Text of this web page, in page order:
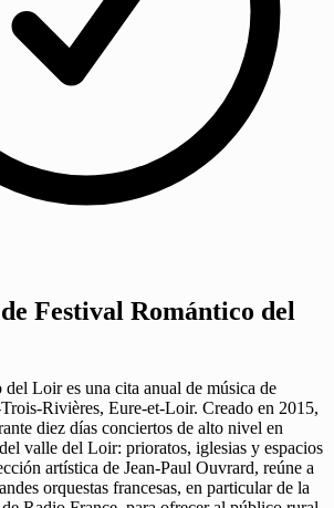
Festival Romántico del
Loir es una cita anual de música de
Rivières, Eure-et-Loir. Creado en 2015,
diez días conciertos de alto nivel en
valle del Loir: prioratos, iglesias y espacios
artística de Jean-Paul Ouvrard, reúne a
orquestas francesas, en particular de la